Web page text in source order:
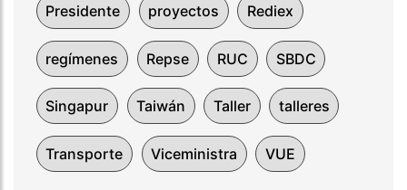
Presidente proyectos Rediex
regímenes Repse RUC SBDC
Singapur Taiwán Taller talleres
Transporte Viceministra VUE